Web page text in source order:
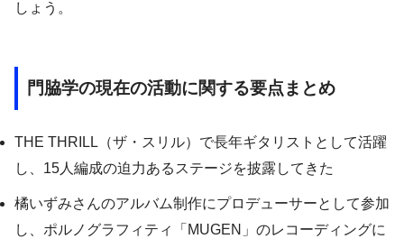
しょう。
門脇学の現在の活動に関する要点まとめ
THE THRILL（ザ・スリル）で長年ギタリストとして活躍
し、15人編成の迫力あるステージを披露してきた
橘いずみさんのアルバム制作にプロデューサーとして参加
し、ポルノグラフィティ「MUGEN」のレコーディングに